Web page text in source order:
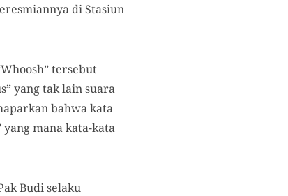
di Stasiun
tersebut
yang tak lain suara
bahwa kata
mana kata-kata
Budi selaku